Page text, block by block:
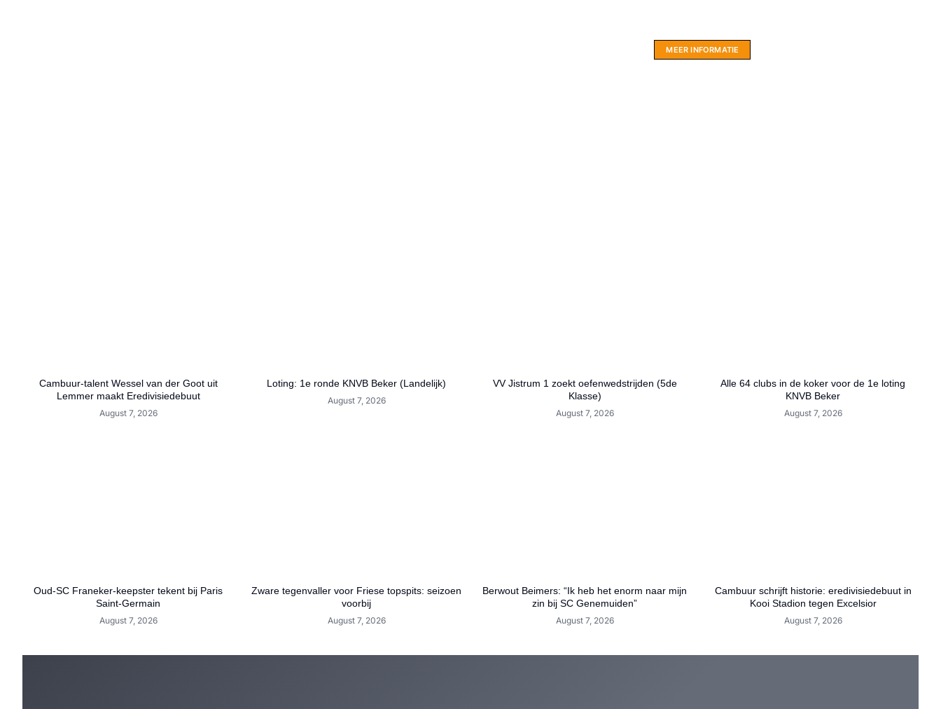
MEER INFORMATIE
Cambuur-talent Wessel van der Goot uit
Lemmer maakt Eredivisiedebuut
August 7, 2026
Loting: 1e ronde KNVB Beker (Landelijk)
August 7, 2026
VV Jistrum 1 zoekt oefenwedstrijden (5de
Klasse)
August 7, 2026
Alle 64 clubs in de koker voor de 1e loting
KNVB Beker
August 7, 2026
Oud-SC Franeker-keepster tekent bij Paris
Saint-Germain
August 7, 2026
Zware tegenvaller voor Friese topspits: seizoen
voorbij
August 7, 2026
Berwout Beimers: “Ik heb het enorm naar mijn
zin bij SC Genemuiden”
August 7, 2026
Cambuur schrijft historie: eredivisiedebuut in
Kooi Stadion tegen Excelsior
August 7, 2026